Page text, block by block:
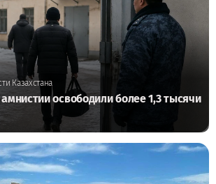
Казахстана
освободили более 1,3 тысячи